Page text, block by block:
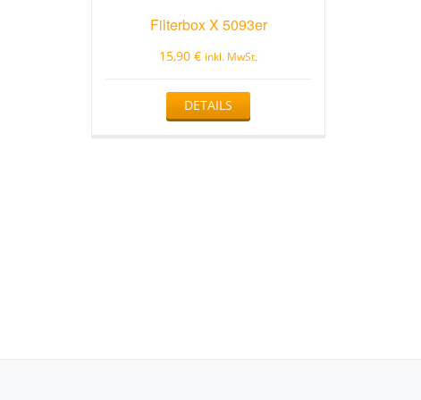
Filterbox X 5093er
15,90€ inkl. MwSt.
DETAILS